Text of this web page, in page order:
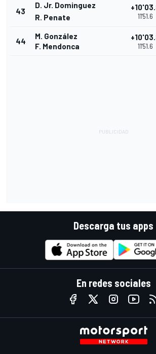
43
D. Jr. Dominguez
R. Penate
11'51.6
44
M. González
F. Mendonca
11'51.6
Descarga tus apps
En redes sociales